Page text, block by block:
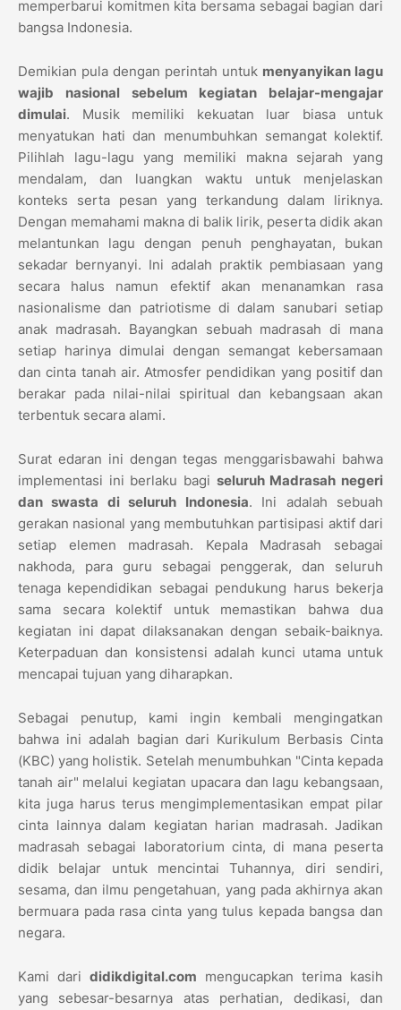
memperbarui komitmen kita bersama sebagai bagian dari
bangsa Indonesia.
Demikian pula dengan perintah untuk menyanyikan lagu
wajib nasional sebelum kegiatan belajar-mengajar
dimulai. Musik memiliki kekuatan luar biasa untuk
menyatukan hati dan menumbuhkan semangat kolektif.
Pilihlah lagu-lagu yang memiliki makna sejarah yang
mendalam, dan luangkan waktu untuk menjelaskan
konteks serta pesan yang terkandung dalam liriknya.
Dengan memahami makna di balik lirik, peserta didik akan
melantunkan lagu dengan penuh penghayatan, bukan
sekadar bernyanyi. Ini adalah praktik pembiasaan yang
secara halus namun efektif akan menanamkan rasa
nasionalisme dan patriotisme di dalam sanubari setiap
anak madrasah. Bayangkan sebuah madrasah di mana
setiap harinya dimulai dengan semangat kebersamaan
dan cinta tanah air. Atmosfer pendidikan yang positif dan
berakar pada nilai-nilai spiritual dan kebangsaan akan
terbentuk secara alami.
Surat edaran ini dengan tegas menggarisbawahi bahwa
implementasi ini berlaku bagi seluruh Madrasah negeri
dan swasta di seluruh Indonesia. Ini adalah sebuah
gerakan nasional yang membutuhkan partisipasi aktif dari
setiap elemen madrasah. Kepala Madrasah sebagai
nakhoda, para guru sebagai penggerak, dan seluruh
tenaga kependidikan sebagai pendukung harus bekerja
sama secara kolektif untuk memastikan bahwa dua
kegiatan ini dapat dilaksanakan dengan sebaik-baiknya.
Keterpaduan dan konsistensi adalah kunci utama untuk
mencapai tujuan yang diharapkan.
Sebagai penutup, kami ingin kembali mengingatkan
bahwa ini adalah bagian dari Kurikulum Berbasis Cinta
(KBC) yang holistik. Setelah menumbuhkan "Cinta kepada
tanah air" melalui kegiatan upacara dan lagu kebangsaan,
kita juga harus terus mengimplementasikan empat pilar
cinta lainnya dalam kegiatan harian madrasah. Jadikan
madrasah sebagai laboratorium cinta, di mana peserta
didik belajar untuk mencintai Tuhannya, diri sendiri,
sesama, dan ilmu pengetahuan, yang pada akhirnya akan
bermuara pada rasa cinta yang tulus kepada bangsa dan
negara.
Kami dari didikdigital.com mengucapkan terima kasih
yang sebesar-besarnya atas perhatian, dedikasi, dan